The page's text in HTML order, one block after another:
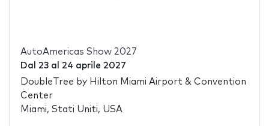
AutoAmericas Show 2027
Dal 23al 24 aprile 2027
DoubleTree by Hilton Miami Airport & Convention
Center
Miami, Stati Uniti, USA